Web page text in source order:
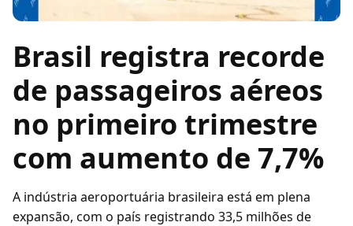
Brasil registra recorde
de passageiros aéreos
no primeiro trimestre
com aumento de 7,7%
A indústria aeroportuária brasileira está em plena
expansão, com o país registrando 33,5 milhões de